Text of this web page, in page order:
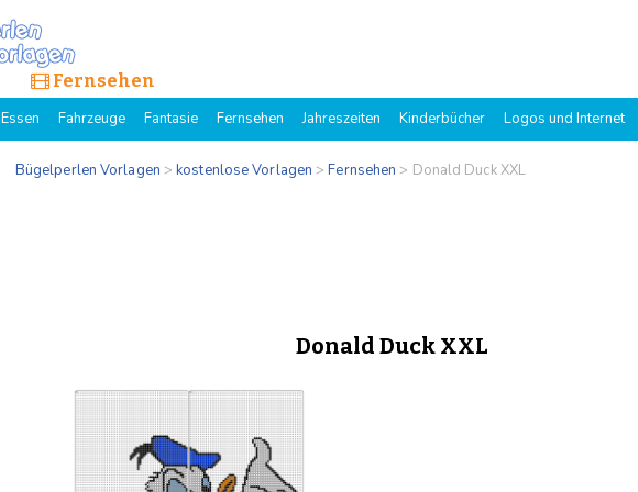
Fernsehen
Essen Fahrzeuge Fantasie Fernsehen Jahreszeiten Kinderbücher Logos und Internet
Bügelperlen Vorlagen >kostenlose Vorlagen >Fernsehen > Donald Duck XXL
Donald Duck XXL